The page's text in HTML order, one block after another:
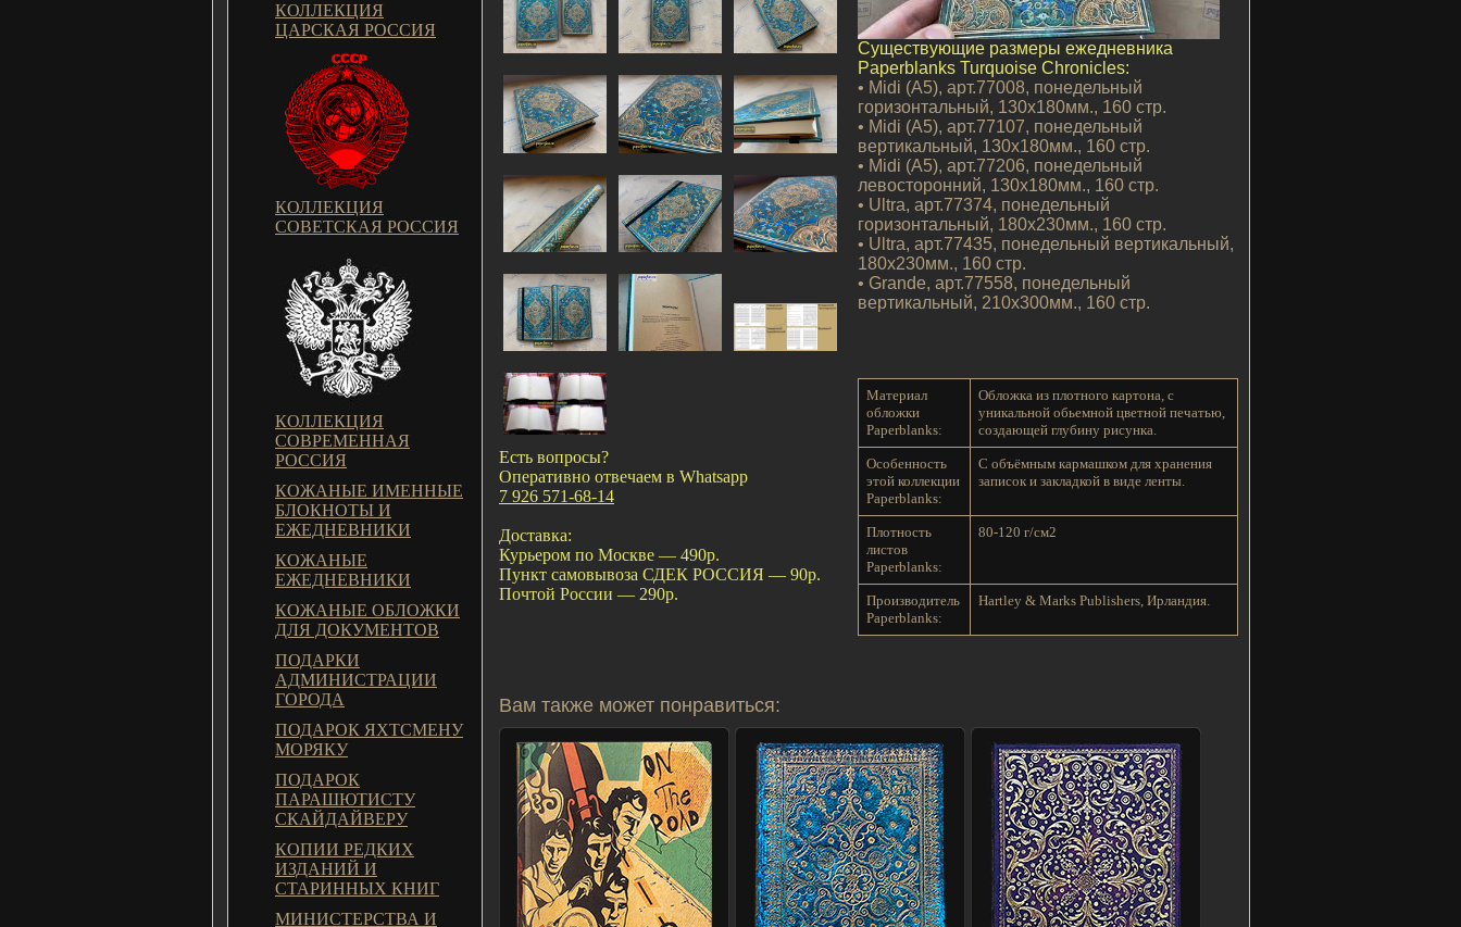
КОЛЛЕКЦИЯ
ЦАРСКАЯ РОССИЯ
КОЛЛЕКЦИЯ
СОВЕТСКАЯ РОССИЯ
КОЛЛЕКЦИЯ
СОВРЕМЕННАЯ
РОССИЯ
КОЖАНЫЕ ИМЕННЫЕ
БЛОКНОТЫ И
ЕЖЕДНЕВНИКИ
КОЖАНЫЕ
ЕЖЕДНЕВНИКИ
КОЖАНЫЕ ОБЛОЖКИ
ДЛЯ ДОКУМЕНТОВ
ПОДАРКИ
АДМИНИСТРАЦИИ
ГОРОДА
ПОДАРОК ЯХТСМЕНУ
МОРЯКУ
ПОДАРОК
ПАРАШЮТИСТУ
СКАЙДАЙВЕРУ
КОПИИ РЕДКИХ
ИЗДАНИЙ И
СТАРИННЫХ КНИГ
МИНИСТЕРСТВА И
Есть вопросы?
Оперативно отвечаем в Whatsapp
7 926 571-68-14
Доставка:
Курьером по Москве — 490р.
Пункт самовывоза СДЕК РОССИЯ — 90р.
Почтой России — 290р.
Существующие размеры ежедневника
Paperblanks Turquoise Chronicles:
• Midi (A5), арт.77008, понедельный
горизонтальный, 130х180мм., 160 стр.
• Midi (A5), арт.77107, понедельный
вертикальный, 130х180мм., 160 стр.
• Midi (A5), арт.77206, понедельный
левосторонний, 130х180мм., 160 стр.
• Ultra, арт.77374, понедельный
горизонтальный, 180х230мм., 160 стр.
• Ultra, арт.77435, понедельный вертикальный,
180х230мм., 160 стр.
• Grande, арт.77558, понедельный
вертикальный, 210х300мм., 160 стр.
Материал
обложки
Paperblanks:
Обложка из плотного картона, с
уникальной обьемной цветной печатью,
создающей глубину рисунка.
Особенность
этой коллекции
Paperblanks:
С объёмным кармашком для хранения
записок и закладкой в виде ленты.
Плотность
листов
Paperblanks:
80-120 г/см2
Производитель
Paperblanks:
Hartley & Marks Publishers, Ирландия.
Вам также может понравиться: